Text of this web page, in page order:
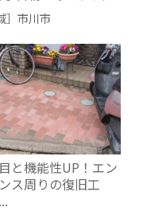
市川市
と機能性UP！エン
ス周りの復旧工